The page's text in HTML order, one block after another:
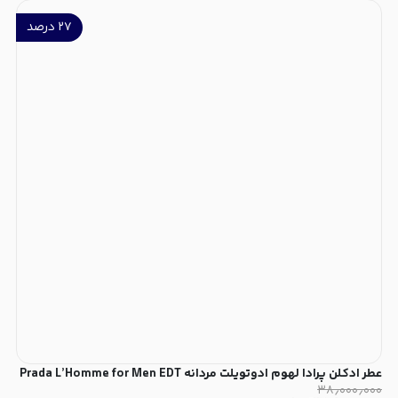
۲۷ درصد
عطر ادکلن پرادا لهوم ادوتویلت مردانه Prada L’Homme for Men EDT
۳۸٫۰۰۰٫۰۰۰